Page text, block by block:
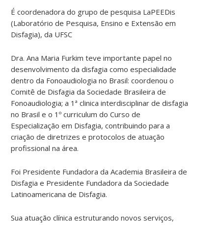
É coordenadora do grupo de pesquisa LaPEEDis
(Laboratório de Pesquisa, Ensino e Extensão em
Disfagia), da UFSC
Dra. Ana Maria Furkim teve importante papel no
desenvolvimento da disfagia como especialidade
dentro da Fonoaudiologia no Brasil: coordenou o
Comitê de Disfagia da Sociedade Brasileira de
Fonoaudiologia; a 1ª clinica interdisciplinar de disfagia
no Brasil e o 1º curriculum do Curso de
Especialização em Disfagia, contribuindo para a
criação de diretrizes e protocolos de atuação
profissional na área.
Foi Presidente Fundadora da Academia Brasileira de
Disfagia e Presidente Fundadora da Sociedade
Latinoamericana de Disfagia.
Sua atuação clínica estruturando novos serviços,